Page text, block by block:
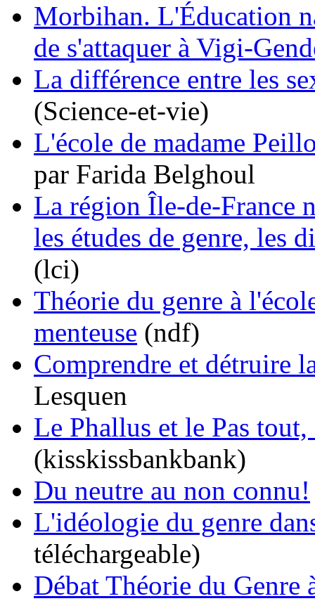
Morbihan. L'Éducation
de s'attaquer à Vigi-
La différence entre les
(Science-et-vie)
L'école de madame
par Farida Belghoul
La région Île-de-France
les études de genre, les
(lci)
Théorie du genre à
menteuse (ndf)
Comprendre et détruire
Lesquen
Le Phallus et le Pas
(kisskissbankbank)
Du neutre au non connu!
L'idéologie du genre
téléchargeable)
Débat Théorie du Genre